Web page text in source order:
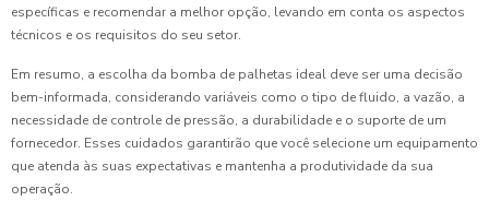
específicas e recomendar a melhor opção, levando em conta os aspectos
técnicos e os requisitos do seu setor.
Em resumo, a escolha da bomba de palhetas ideal deve ser uma decisão
bem-informada, considerando variáveis como o tipo de fluido, a vazão, a
necessidade de controle de pressão, a durabilidade e o suporte de um
fornecedor. Esses cuidados garantirão que você selecione um equipamento
que atenda às suas expectativas e mantenha a produtividade da sua
operação.